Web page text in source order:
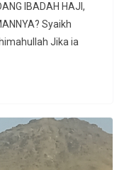
IBADAH HAJI,
Syaikh
Jika ia